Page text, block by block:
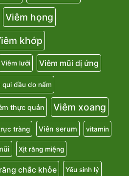
Viêm họng
khớp
Viêm lưỡi Viêm mũi dị ứng
qui đầu do nấm
thực quản Viêm xoang
tràng Viên serum vitamin
Xịt răng miệng
chắc khỏe Yếu sinh lý